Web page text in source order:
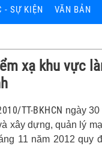
xạ
việc
thiết bị bức
- SỰ KIỆN VĂN BẢN
xạ khu vực
TT-BKHCN ngày
xây dựng, quản lý
11 năm 2012 quy